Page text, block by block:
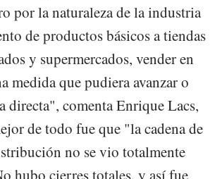
por la naturaleza de la industria
de productos básicos a tiendas
y supermercados, vender en
medida que pudiera avanzar o
directa", comenta Enrique Lacs,
de todo fue que "la cadena de
no se vio totalmente
hubo cierres totales, y así fue